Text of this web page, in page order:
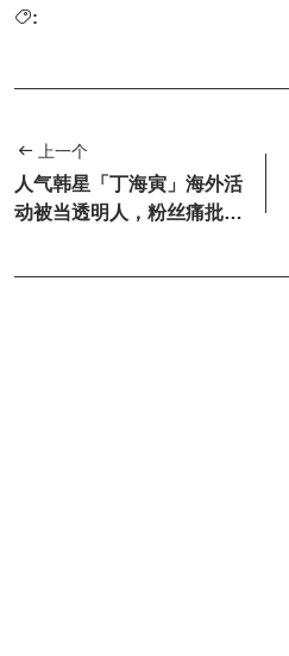
:
上一个
人气韩星「丁海寅」海外活
动被当透明人，粉丝痛批差